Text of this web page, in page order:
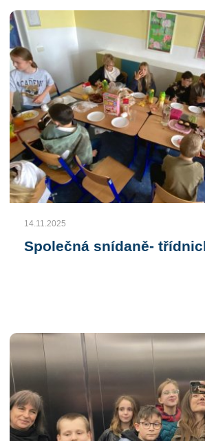
14.11.2025
Společná snídaně-